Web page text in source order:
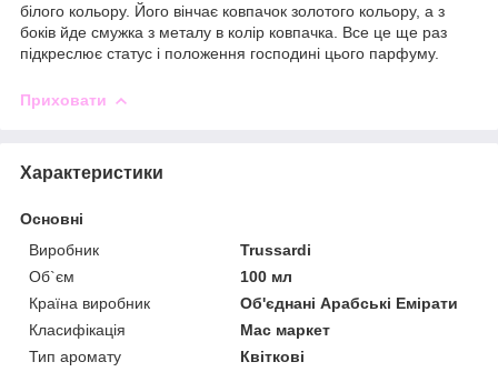
білого кольору. Його вінчає ковпачок золотого кольору, а з
боків йде смужка з металу в колір ковпачка. Все це ще раз
підкреслює статус і положення господині цього парфуму.
Приховати
Характеристики
Основні
Виробник
Trussardi
Об`єм
100 мл
Країна виробник
Об'єднані Арабські Емірати
Класифікація
Мас маркет
Тип аромату
Квіткові